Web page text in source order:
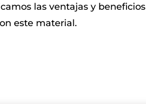
las ventajas y beneficios
este material.